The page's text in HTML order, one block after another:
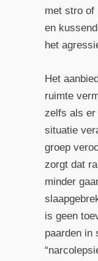
met stro of
en
het
Het
ruimte
zelfs als er
situatie
groep
zorgt dat
minder
is geen
paarden in